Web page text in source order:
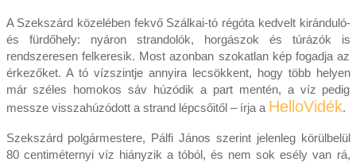
A Szekszárd közelében fekvő Szálkai-tó régóta kedvelt kiránduló-
és fürdőhely: nyáron strandolók, horgászok és túrázók is
rendszeresen felkeresik. Most azonban szokatlan kép fogadja az
érkezőket. A tó vízszintje annyira lecsökkent, hogy több helyen
már széles homokos sáv húzódik a part mentén, a víz pedig
messze visszahúzódott a strand lépcsőitől – írja a HelloVidék.
Szekszárd polgármestere, Pálfi János szerint jelenleg körülbelül
80 centiméternyi víz hiányzik a tóból, és nem sok esély van rá,